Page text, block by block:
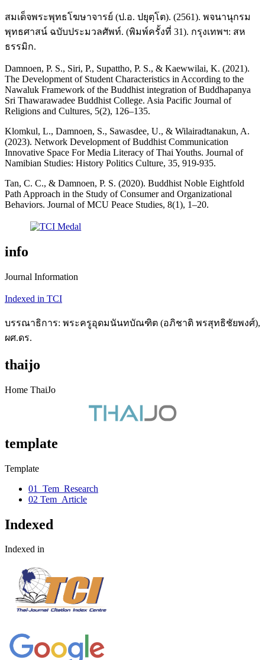
สมเด็จพระพุทธโฆษาจารย์ (ป.อ. ปยุตฺโต). (2561). พจนานุกรม
พุทธศาสน์ ฉบับประมวลศัพท์. (พิมพ์ครั้งที่ 31). กรุงเทพฯ: สห
ธรรมิก.
Damnoen, P. S., Siri, P., Supattho, P. S., & Kaewwilai, K. (2021).
The Development of Student Characteristics in According to the
Nawaluk Framework of the Buddhist integration of Buddhapanya
Sri Thawarawadee Buddhist College. Asia Pacific Journal of
Religions and Cultures, 5(2), 126–135.
Klomkul, L., Damnoen, S., Sawasdee, U., & Wilairadtanakun, A.
(2023). Network Development of Buddhist Communication
Innovative Space For Media Literacy of Thai Youths. Journal of
Namibian Studies: History Politics Culture, 35, 919-935.
Tan, C. C., & Damnoen, P. S. (2020). Buddhist Noble Eightfold
Path Approach in the Study of Consumer and Organizational
Behaviors. Journal of MCU Peace Studies, 8(1), 1–20.
info
Journal Information
Indexed in TCI
บรรณาธิการ: พระครูอุดมนันทบัณฑิต (อภิชาติ พรสุทธิชัยพงศ์),
ผศ.ดร.
thaijo
Home ThaiJo
template
Template
01_Tem_Research
02 Tem_Article
Indexed
Indexed in